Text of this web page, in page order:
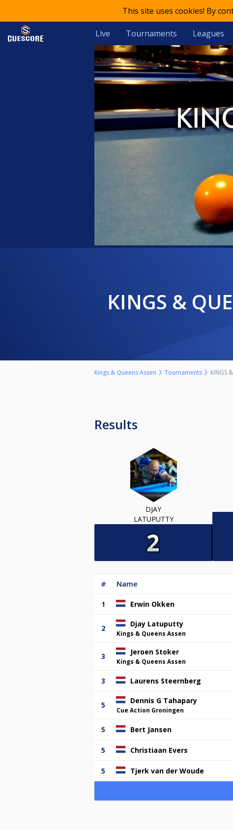
This site uses cookies! By
Live Tournaments Leagues
KINGS &
Kings & Queens Assen Tournaments KINGS
Results
DJAY
LATUPUTTY
# Name
1 Erwin Okken
2 Djay Latuputty
Kings & Queens Assen
3 Jeroen Stoker
Kings & Queens Assen
3 Laurens Steernberg
5 Dennis G Tahapary
Cue Action Groningen
5 Bert Jansen
5 Christiaan Evers
5 Tjerk van der Woude